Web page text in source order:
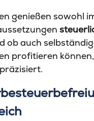
genießen sowohl
ob auch
profitieren